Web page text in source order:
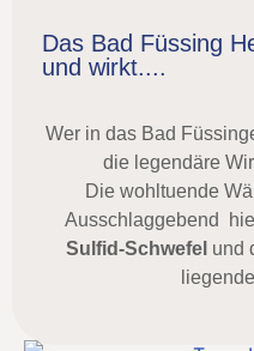
Das Bad Füssing
und wirkt....
Wer in das Bad
die legendäre
Die wohltuende
Ausschlaggebend
Sulfid-Schwefel und